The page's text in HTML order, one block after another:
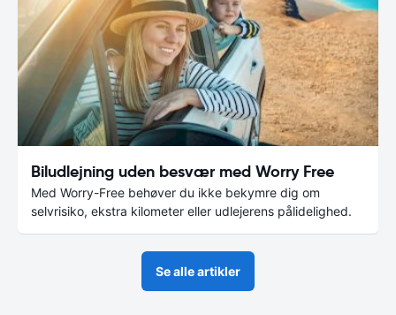
Biludlejning uden besvær med Worry Free
Med Worry-Free behøver du ikke bekymre dig om
selvrisiko, ekstra kilometer eller udlejerens pålidelighed.
Se alle artikler